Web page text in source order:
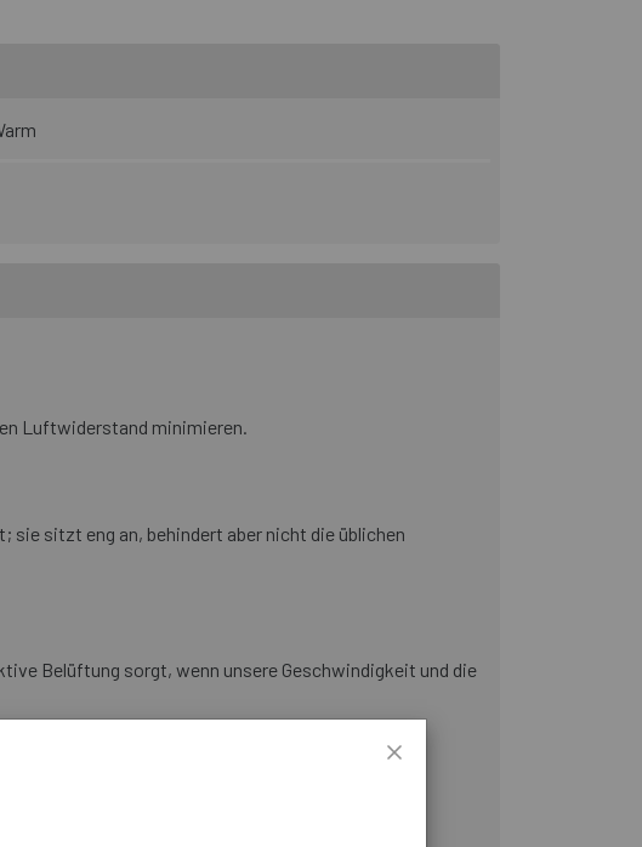
Luftwiderstand minimieren.
sitzt eng an, behindert aber nicht die üblichen
Belüftung sorgt, wenn unsere Geschwindigkeit und die
wertvollsten Besitztümer sicher aufbewahrt und